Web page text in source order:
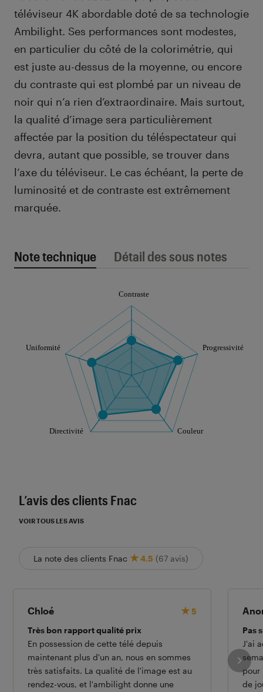
téléviseur 4K abordable doté de sa technologie
Ambilight. Ses performances sont modestes,
en particulier du côté de la colorimétrie, qui
est juste au-dessus de la moyenne, ou encore
du contraste qui est plombé par un niveau de
noir qui n’a rien d’extraordinaire. Mais surtout,
la qualité d’image sera particulièrement
affectée par la position du téléspectateur qui
devra, autant que possible, se trouver dans
l’axe du téléviseur. Le cas échéant, la perte de
luminosité et de contraste est extrêmement
marquée.
Note technique Détail des sous notes
L’avis des clients Fnac
VOIR TOUS LES AVIS
La note des clients Fnac 4.5 (67 avis)
Chloé
5
Très bon rapport qualité prix
En possession de cette télé depuis
maintenant plus d'un an, nous en sommes
très satisfaits. La qualité de l'image est au
rendez-vous, et l'ambilight donne une
Pas
J'ai
pour
de